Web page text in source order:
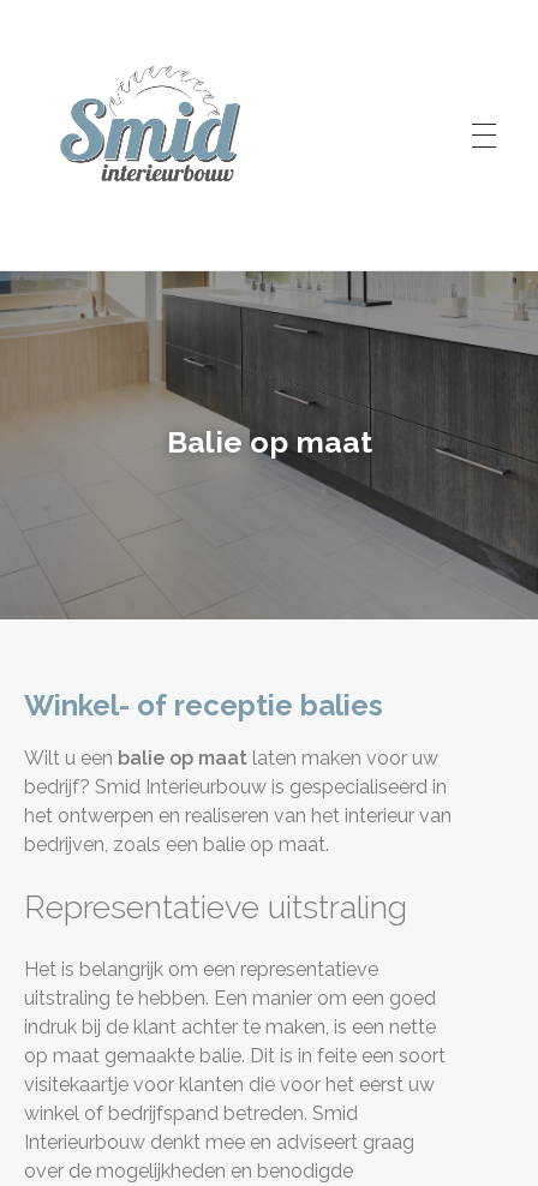
Balie op maat
Winkel- of receptie balies
Wilt u een balie op maat laten maken voor uw
bedrijf? Smid Interieurbouw is gespecialiseerd in
het ontwerpen en realiseren van het interieur van
bedrijven, zoals een balie op maat.
Representatieve uitstraling
Het is belangrijk om een representatieve
uitstraling te hebben. Een manier om een goed
indruk bij de klant achter te maken, is een nette
op maat gemaakte balie. Dit is in feite een soort
visitekaartje voor klanten die voor het eerst uw
winkel of bedrijfspand betreden. Smid
Interieurbouw denkt mee en adviseert graag
over de mogelijkheden en benodigde